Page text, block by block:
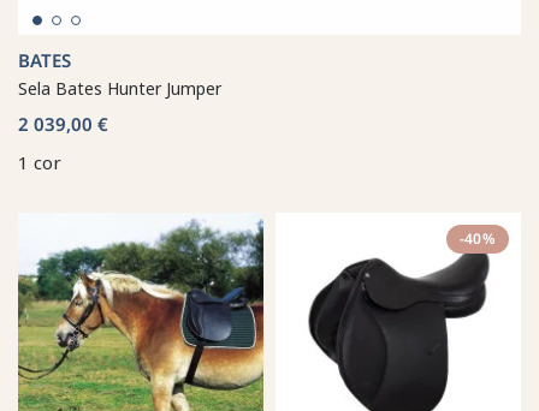
BATES
Sela Bates Hunter Jumper
2 039,00 €
1 cor
-40%